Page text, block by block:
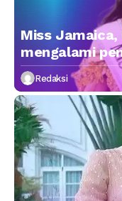
Miss Jamaica,
mengalami
Redaksi